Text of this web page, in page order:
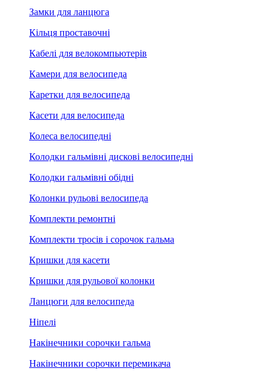
Замки для ланцюга
Кільця проставочні
Кабелі для велокомпьютерів
Камери для велосипеда
Каретки для велосипеда
Касети для велосипеда
Колеса велосипедні
Колодки гальмівні дискові велосипедні
Колодки гальмівні обідні
Колонки рульові велосипеда
Комплекти ремонтні
Комплекти тросів і сорочок гальма
Кришки для касети
Кришки для рульової колонки
Ланцюги для велосипеда
Ніпелі
Накінечники сорочки гальма
Накінечники сорочки перемикача